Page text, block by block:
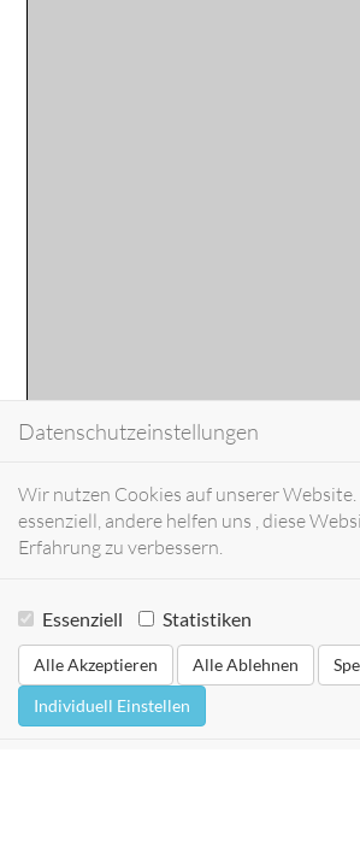
Datenschutzeinstellungen
Wir nutzen Cookies auf unserer Website.
essenziell, andere helfen uns , diese
Erfahrung zu verbessern.
Essenziell Statistiken
Alle Akzeptieren Alle Ablehnen
Individuell Einstellen